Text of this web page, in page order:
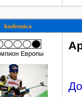
kudesnica
Европы